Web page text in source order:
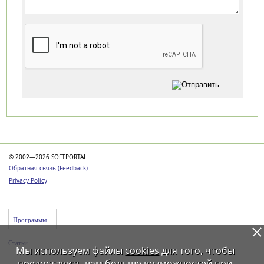
© 2002—2026 SOFTPORTAL
Обратная связь (Feedback)
Privacy Policy
Программы
Статьи
Мы используем файлы cookiesдля того, чтобы